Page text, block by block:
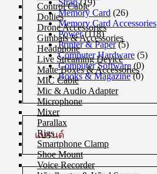
Control Cable
Dollies
Drone Accessories
Gimbals & Accessories
Headphone
Live Streaming Device
Matte Boxes & Accessories
MIC Cable
Mic & Audio Adapter
Microphone
Mixer
Parallax
Rigs
Smartphone Clamp
Shoe Mount
Voice Recorder
Memory Card (26)
Memory Card Accessories
Power (118)
Printer & Paper (5)
Computer Hardware (5)
Computer Software (0)
Books & Magazine (0)
แบรนด์